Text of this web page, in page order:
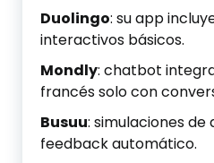
Duolingo: su app
interactivos básicos.
Mondly: chatbot
francés solo con
Busuu: simulaciones de
feedback automático.